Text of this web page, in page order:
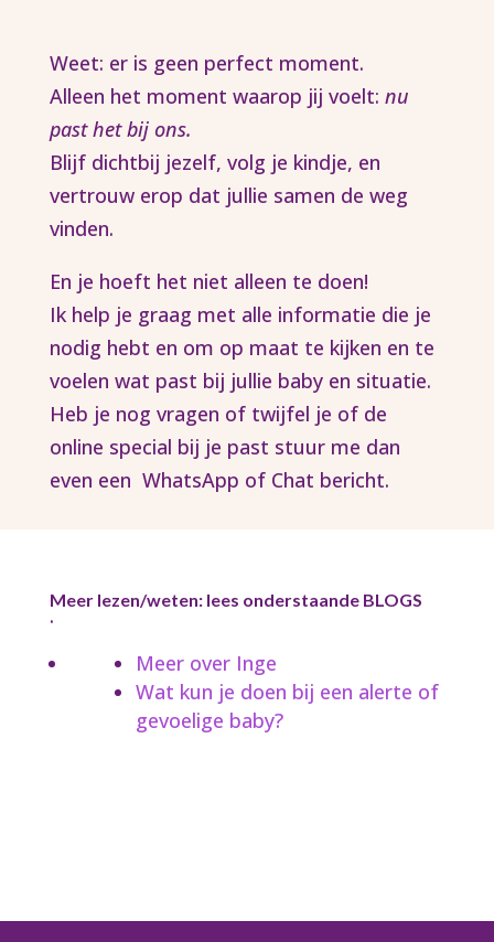
Weet: er is geen perfect moment.
Alleen het moment waarop jij voelt: nu
past het bij ons.
Blijf dichtbij jezelf, volg je kindje, en
vertrouw erop dat jullie samen de weg
vinden.
En je hoeft het niet alleen te doen!
Ik help je graag met alle informatie die je
nodig hebt en om op maat te kijken en te
voelen wat past bij jullie baby en situatie.
Heb je nog vragen of twijfel je of de
online special bij je past stuur me dan
even een WhatsApp of Chat bericht.
.
Meer lezen/weten: lees onderstaande BLOGS
Meer over Inge
Wat kun je doen bij een alerte of
gevoelige baby?